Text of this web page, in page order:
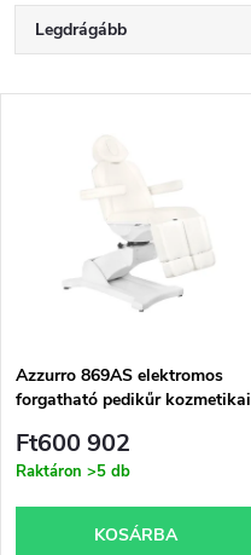
T
e
e
k
r
Legdrágább
ABC szerint
é
k
e
Azzurro 869AS elektromos
forgatható pedikűr kozmetikai
Ft600 902
Raktáron >5 db
KOSÁRBA